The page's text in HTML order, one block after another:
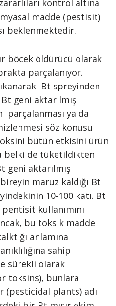
kontrol altına
madde (pestisit)
beklenmektedir.
böcek öldürücü olarak
parçalanıyor.
Bt spreyinden
geni aktarılmış
ya da
söz konusu
bütün etkisini ürün
belki de tüketildikten
geni aktarılmış
maruz kaldığı Bt
10-100 katı. Bt
kullanımını
bu toksik madde
anlamına
sahip
sürekli olarak
toksins), bunlara
(pesticidal plants) adı